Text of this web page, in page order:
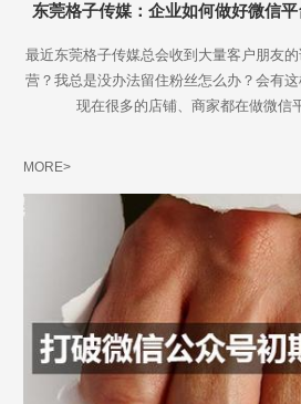
东莞格子传媒：企业如何做好微信
最近东莞格子传媒总会收到大量客户朋友
营？我总是没办法留住粉丝怎么办？会有
现在很多的店铺、商家都在做微信
MORE>